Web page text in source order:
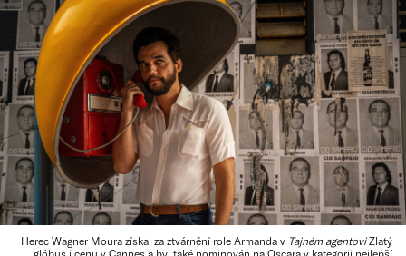
Herec Wagner Moura získal za ztvárnění role Armanda v Tajném agentoviZlatý
glóbus i cenu v Cannes a byl také nominován na Oscara v kategorii nejlepší